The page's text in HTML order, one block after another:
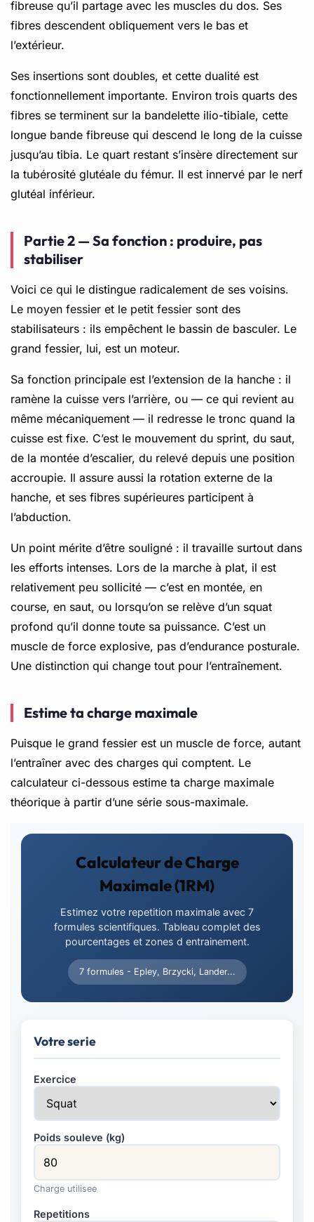
fibreuse qu’il partage avec les muscles du dos. Ses
fibres descendent obliquement vers le bas et
l’extérieur.
Ses insertions sont doubles, et cette dualité est
fonctionnellement importante. Environ trois quarts des
fibres se terminent sur la bandelette ilio-tibiale, cette
longue bande fibreuse qui descend le long de la cuisse
jusqu’au tibia. Le quart restant s’insère directement sur
la tubérosité glutéale du fémur. Il est innervé par le nerf
glutéal inférieur.
Partie 2 — Sa fonction : produire, pas
stabiliser
Voici ce qui le distingue radicalement de ses voisins.
Le moyen fessier et le petit fessier sont des
stabilisateurs : ils empêchent le bassin de basculer. Le
grand fessier, lui, est un moteur.
Sa fonction principale est l’extension de la hanche : il
ramène la cuisse vers l’arrière, ou — ce qui revient au
même mécaniquement — il redresse le tronc quand la
cuisse est fixe. C’est le mouvement du sprint, du saut,
de la montée d’escalier, du relevé depuis une position
accroupie. Il assure aussi la rotation externe de la
hanche, et ses fibres supérieures participent à
l’abduction.
Un point mérite d’être souligné : il travaille surtout dans
les efforts intenses. Lors de la marche à plat, il est
relativement peu sollicité — c’est en montée, en
course, en saut, ou lorsqu’on se relève d’un squat
profond qu’il donne toute sa puissance. C’est un
muscle de force explosive, pas d’endurance posturale.
Une distinction qui change tout pour l’entraînement.
Estime ta charge maximale
Puisque le grand fessier est un muscle de force, autant
l’entraîner avec des charges qui comptent. Le
calculateur ci-dessous estime ta charge maximale
théorique à partir d’une série sous-maximale.
Calculateur de Charge
Maximale (1RM)
Estimez votre repetition maximale avec 7
formules scientifiques. Tableau complet des
pourcentages et zones d entrainement.
7 formules - Epley, Brzycki, Lander...
Votre serie
Exercice
Poids souleve (kg)
Charge utilisee
Repetitions